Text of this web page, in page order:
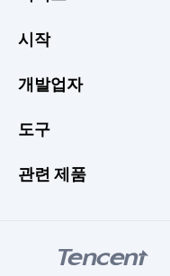
에지 가속 및 보안
가장자리 함수
시작
가격
콘솔
개발업자
블로그
도구
웹사이트 속도 테스트
HLS 플레이어
관련 제품
Tencent VooV Meeting